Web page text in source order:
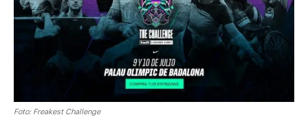
Foto: Freakest Challenge